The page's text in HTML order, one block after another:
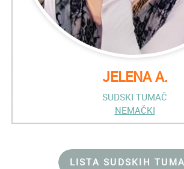
JELENA A.
SUDSKI TUMAČ
NEMAČKI
LISTA SUDSKIH